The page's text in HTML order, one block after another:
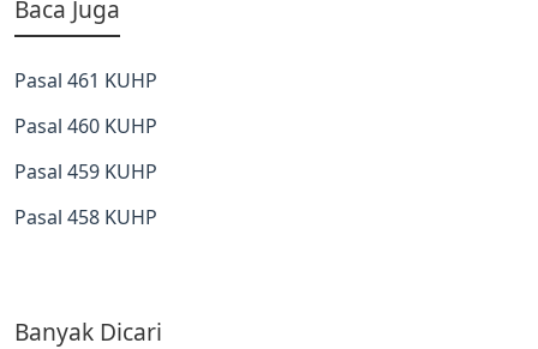
Baca Juga
Pasal 461 KUHP
Pasal 460 KUHP
Pasal 459 KUHP
Pasal 458 KUHP
Banyak Dicari